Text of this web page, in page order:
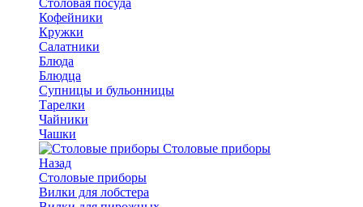
Кофейники
Кружки
Салатники
Блюда
Блюдца
Супницы и бульонницы
Тарелки
Чайники
Чашки
Cтоловые приборы
Назад
Cтоловые приборы
Вилки для лобстера